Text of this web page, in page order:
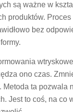
są ważne w
produktów.
bez
ono czas.
Metoda ta pozwala
Jest to coś, na co